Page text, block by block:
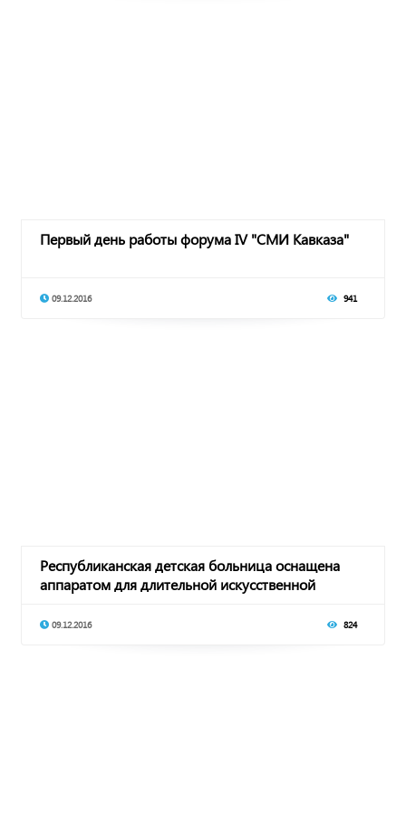
Первый день работы форума IV "СМИ Кавказа"
09.12.2016 941
Республиканская детская больница оснащена
аппаратом для длительной искусственной
09.12.2016 824